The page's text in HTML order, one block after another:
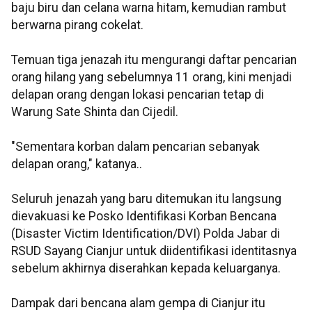
baju biru dan celana warna hitam, kemudian rambut
berwarna pirang cokelat.
Temuan tiga jenazah itu mengurangi daftar pencarian
orang hilang yang sebelumnya 11 orang, kini menjadi
delapan orang dengan lokasi pencarian tetap di
Warung Sate Shinta dan Cijedil.
"Sementara korban dalam pencarian sebanyak
delapan orang," katanya..
Seluruh jenazah yang baru ditemukan itu langsung
dievakuasi ke Posko Identifikasi Korban Bencana
(Disaster Victim Identification/DVI) Polda Jabar di
RSUD Sayang Cianjur untuk diidentifikasi identitasnya
sebelum akhirnya diserahkan kepada keluarganya.
Dampak dari bencana alam gempa di Cianjur itu